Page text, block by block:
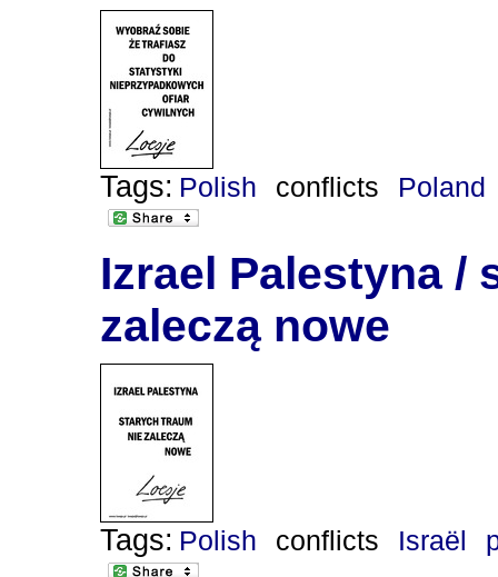
Tags: Polish conflicts Poland
Izrael Palestyna /
zaleczą nowe
Tags: Polish conflicts Israël